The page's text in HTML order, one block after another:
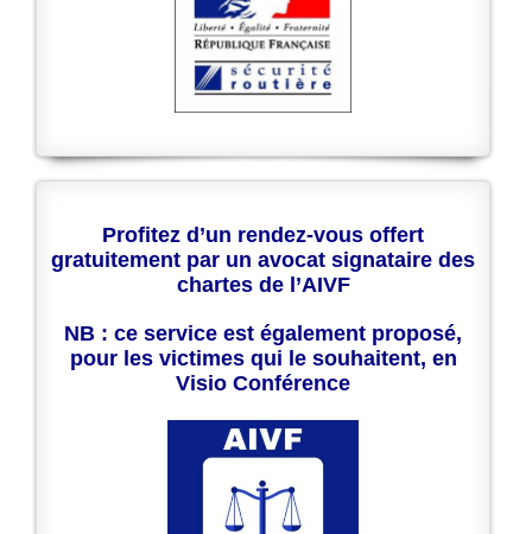
Profitez d’un rendez-vous offert
gratuitement par un avocat signataire des
chartes de l’AIVF
NB : ce service est également proposé,
pour les victimes qui le souhaitent, en
Visio Conférence